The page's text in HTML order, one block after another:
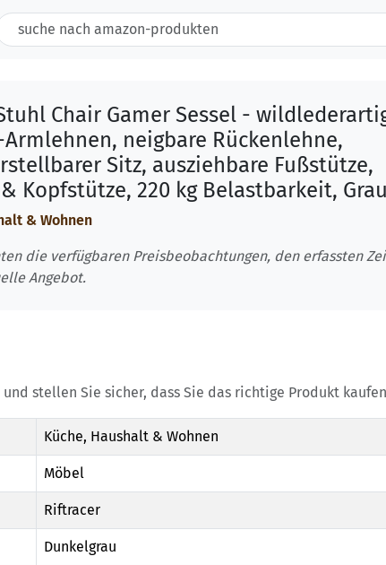
Chair Gamer Sessel -
neigbare Rückenlehne,
Sitz, ausziehbare Fußstütze,
Kopfstütze, 220 kg Belastbarkeit, Grau
& Wohnen
die verfügbaren Preisbeobachtungen, den erfassten
Angebot.
stellen Sie sicher, dass Sie das richtige Produkt
Küche, Haushalt & Wohnen
Möbel
Riftracer
Dunkelgrau